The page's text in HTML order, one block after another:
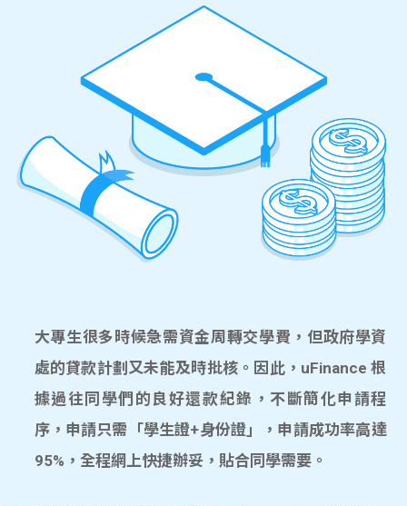
大專生很多時候急需資金周轉交學費，但政府學資
處的貸款計劃又未能及時批核。因此，uFinance 根
據過往同學們的良好還款紀錄，不斷簡化申請程
序，申請只需「學生證+身份證」，申請成功率高達
95%，全程網上快捷辦妥，貼合同學需要。